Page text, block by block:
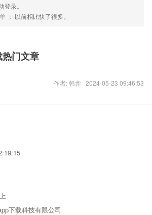
登录。
：·以前相比快了很多。
热门文章
作者: 韩弇 2024-05-23 09:46:53
下载科技有限公司